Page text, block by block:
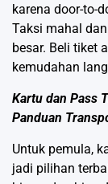
karena door-to-
Taksi mahal
besar. Beli tiket
kemudahan
Kartu dan Pass
Panduan
Untuk pemula,
jadi pilihan